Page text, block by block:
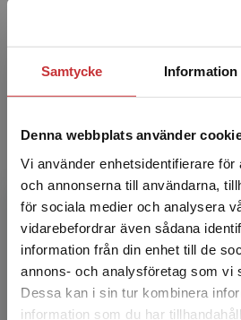
Samtycke Information
Denna webbplats använder
Vi använder enhetsidentifierare för
och annonserna till användarna,
för sociala medier och analysera
vidarebefordrar även sådana
information från din enhet till de
annons- och analysföretag som vi
Dessa kan i sin tur kombinera
information som du har
Begränsad
Josi Lundin är
bland annat en bakgrund som
Försvarshögskolan. Hon har
Rein